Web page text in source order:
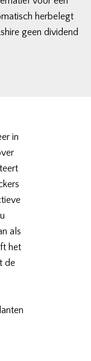
herbelegt
geen dividend
in
als
het
de